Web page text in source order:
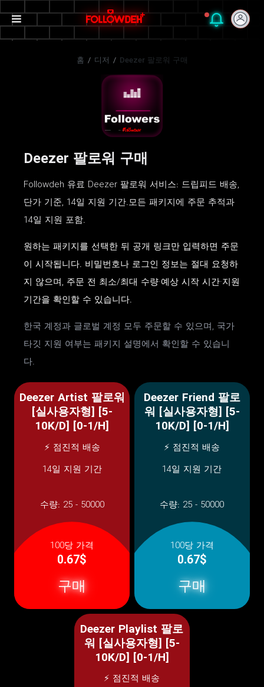
홈 / 디저 / Deezer 팔로워 구매
Deezer 팔로워 구매
Followdeh 유료 Deezer 팔로워 서비스: 드립피드 배송,
단가 기준, 14일 지원 기간.모든 패키지에 주문 추적과
14일 지원 포함.
원하는 패키지를 선택한 뒤 공개 링크만 입력하면 주문
이 시작됩니다. 비밀번호나 로그인 정보는 절대 요청하
지 않으며, 주문 전 최소/최대 수량·예상 시작 시간·지원
기간을 확인할 수 있습니다.
한국 계정과 글로벌 계정 모두 주문할 수 있으며, 국가
타깃 지원 여부는 패키지 설명에서 확인할 수 있습니
다.
Deezer Artist 팔로워
[실사용자형] [5-
10K/D] [0-1/H]
⚡ 점진적 배송
14일 지원 기간
수량: 25 - 50000
100당 가격
0.67$
구매
Deezer Friend 팔로
워 [실사용자형] [5-
10K/D] [0-1/H]
⚡ 점진적 배송
14일 지원 기간
수량: 25 - 50000
100당 가격
0.67$
구매
Deezer Playlist 팔로
워 [실사용자형] [5-
10K/D] [0-1/H]
⚡ 점진적 배송